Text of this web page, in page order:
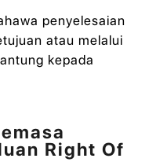
penyelesaian
atau melalui
kepada
Right Of